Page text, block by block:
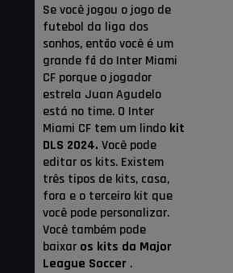
Se você jogou o jogo de
futebol da liga dos
sonhos, então você é um
grande fã do Inter Miami
CF porque o jogador
estrela Juan Agudelo
está no time. O Inter
Miami CF tem um lindo kit
DLS 2024. Você pode
editar os kits. Existem
três tipos de kits, casa,
fora e o terceiro kit que
você pode personalizar.
Você também pode
baixar os kits da Major
League Soccer.